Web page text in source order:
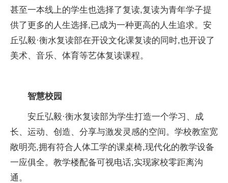
甚至一本线上的学生也选择了复读,复读为青年学子提
供了更多的人生选择,已成为一种更高的人生追求。安
丘弘毅·衡水复读部在开设文化课复读的同时,也开设了
美术、音乐、体育等艺体复读课程。
智慧校园
安丘弘毅·衡水复读部为学生打造一个学习、成
长、运动、创造、分享与激发灵感的空间。学校教室宽
敞明亮,拥有符合人体工学的课桌椅,现代化的教学设备
一应俱全。教学楼配备可视电话,实现家校零距离沟
通。